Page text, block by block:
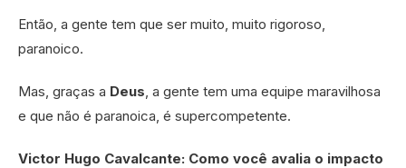
Então, a gente tem que ser muito, muito rigoroso,
paranoico.
Mas, graças a Deus , a gente tem uma equipe maravilhosa
e que não é paranoica, é supercompetente.
Victor Hugo Cavalcante: Como você avalia o impacto